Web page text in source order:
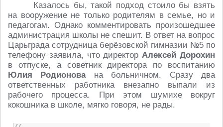
Казалось бы, такой подход стоило бы взять
на вооружение не только родителям в семье, но и
педагогам. Однако комментировать произошедшее
администрация школы не спешит. В ответ на вопрос
Царьграда сотрудница берёзовской гимназии №5 по
телефону заявила, что директорАлексей Дорохин
в отпуске, а советник директора по воспитанию
Юлия Родионована больничном. Сразу два
ответственных работника внезапно выпали из
рабочего процесса. При этом шумихе вокруг
кокошника в школе, мягко говоря, не рады.